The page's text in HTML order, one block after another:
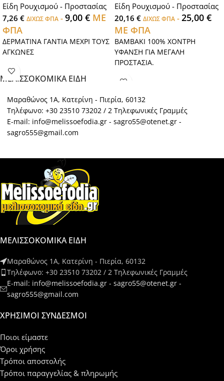
Είδη Ρουχισμού - Προστασίας
7,26 € ΔΙΧΩΣ ΦΠΑ - 9,00 € ΜΕ
ΦΠΑ
ΔΕΡΜΑΤΙΝΑ ΓΑΝΤΙΑ ΜΕΧΡΙ ΤΟΥΣ
ΑΓΚΩΝΕΣ
Είδη Ρουχισμού - Προστασίας
20,16 € ΔΙΧΩΣ ΦΠΑ - 25,00 €
ΜΕ ΦΠΑ
ΒΑΜΒΑΚΙ 100% ΧΟΝΤΡΗ
ΥΦΑΝΣΗ ΓΙΑ ΜΕΓΑΛΗ
ΠΡΟΣΤΑΣΙΑ.
ΜΕΛΙΣΣΟΚΟΜΙΚΑ ΕΙΔΗ
Μαραθώνος 1Α, Κατερίνη - Πιερία, 60132
Τηλέφωνο: +30 23510 73202 / 2 Τηλεφωνικές Γραμμές
E-mail: info@melissoefodia.gr - sagro55@otenet.gr -
sagro555@gmail.com
ΜΕΛΙΣΣΟΚΟΜΙΚΑ ΕΙΔΗ
Μαραθώνος 1Α, Κατερίνη - Πιερία, 60132
Τηλέφωνο: +30 23510 73202 / 2 Τηλεφωνικές Γραμμές
E-mail: info@melissoefodia.gr - sagro55@otenet.gr -
sagro555@gmail.com
ΧΡΉΣΙΜΟΙ ΣΎΝΔΕΣΜΟΙ
Ποιοι είμαστε
Όροι χρήσης
Τρόποι αποστολής
Τρόποι παραγγελίας & πληρωμής